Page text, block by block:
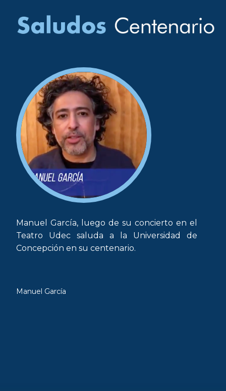
Manuel García, luego de su concierto en el
Teatro Udec saluda a la Universidad de
Concepción en su centenario.
Manuel García